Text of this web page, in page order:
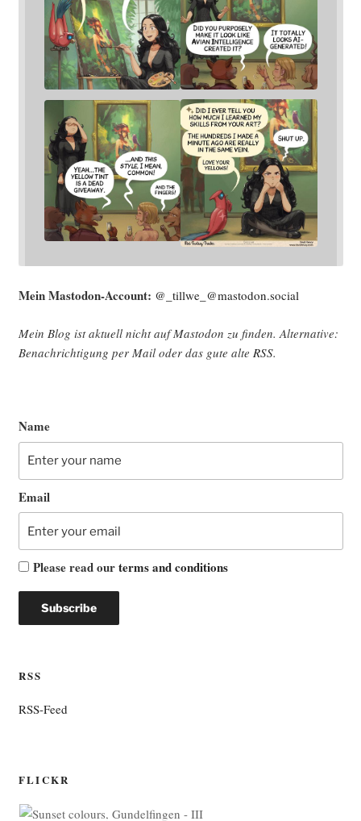
Mein Mast­o­don-Account: @_tillwe_@mastodon.social
Mein Blog ist aktu­ell nicht auf Mast­o­don zu fin­den. Alter­na­ti­ve:
Benach­rich­ti­gung per Mail oder das gute alte RSS.
Name
Email
Please read ourterms and conditions
RSS
RSS-Feed
FLICKR